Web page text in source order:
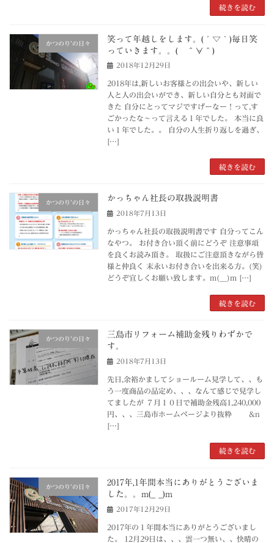
続きを読む
かつのり’の日々
笑って年越しをします。(´▽｀)毎日笑
っていきます。。( ＾∀＾)
2018年12月29日
2018年は,新しいお客様との出会いや、新しい
人と人の出会いができ、新しい自分とも対面で
きた 自分にとってマジですげーなー！って,す
ごかったな～って言える１年でした。 本当に良
い１年でした。。 自分の人生折り返しを過ぎ、
[…]
続きを読む
かつのり’の日々 かっちゃん社長の取扱説明書
2018年7月13日
かっちゃん社長の取扱説明書です 自分ってこん
なやつ。 お付き合い頂く前にどうぞ 注意事項
を良くお読み頂き。 取扱にご注意頂きながら皆
様と仲良く 末永いお付き合いを出来る方。(笑)
どうぞ宜しくお願い致します。m(__)m […]
続きを読む
かつのり’の日々
三島市リフォーム補助金残りわずかで
す。
2018年7月13日
先日,余裕かましてショールーム見学して、、も
う一度商品の品定め、、、なんて感じで見学し
てましたが ７月１０日で補助金残高1,240,000
円、、、三島市ホームページより抜粋 &n
[…]
続きを読む
かつのり’の日々
2017年,1年間本当にありがとうございま
した。。m(_ _)m
2017年12月29日
2017年の１年間本当にありがとうございまし
た。 12月29日は、、、雲一つ無い、、快晴の